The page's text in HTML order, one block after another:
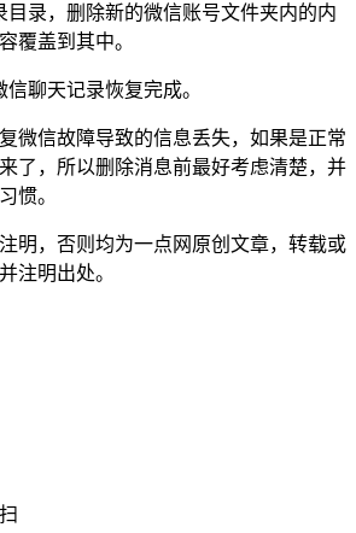
目录，删除新的微信账号文件夹内的内
覆盖到其中。
聊天记录恢复完成。
微信故障导致的信息丢失，如果是正常
了，所以删除消息前最好考虑清楚，并
惯。
明，否则均为一点网 原创文章，转载或
注明出处。